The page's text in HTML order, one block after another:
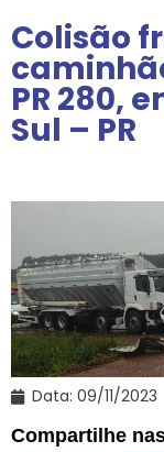
Colisão
PR 280,
Sul – PR
Data: 09/11/2023
Compartilhe